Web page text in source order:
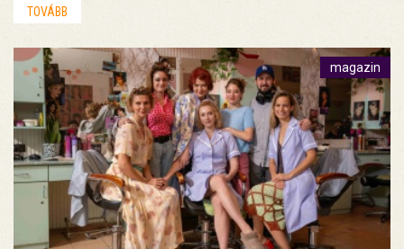
TOVÁBB
magazin